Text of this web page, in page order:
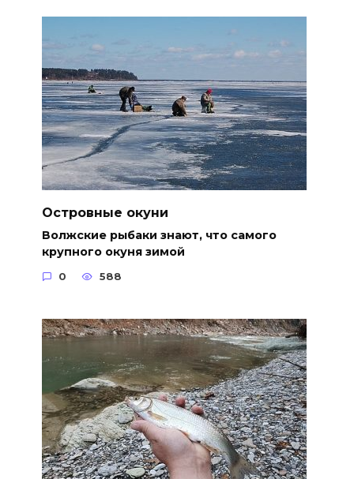
Островные окуни
Волжские рыбаки знают, что самого
крупного окуня зимой
0 588